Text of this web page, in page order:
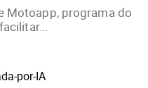
Motoapp, programa do